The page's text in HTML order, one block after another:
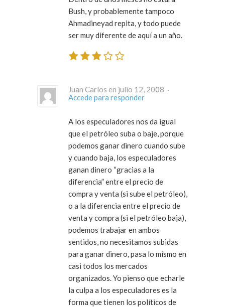
Bush, y probablemente tampoco
Ahmadineyad repita, y todo puede
ser muy diferente de aquí a un año.
Juan Carlos en julio 12, 2008 ·
Accede para responder
A los especuladores nos da igual
que el petróleo suba o baje, porque
podemos ganar dinero cuando sube
y cuando baja, los especuladores
ganan dinero “gracias a la
diferencia” entre el precio de
compra y venta (si sube el petróleo),
o a la diferencia entre el precio de
venta y compra (si el petróleo baja),
podemos trabajar en ambos
sentidos, no necesitamos subidas
para ganar dinero, pasa lo mismo en
casi todos los mercados
organizados. Yo pienso que echarle
la culpa a los especuladores es la
forma que tienen los políticos de